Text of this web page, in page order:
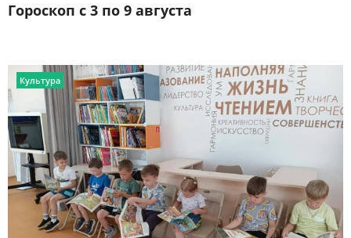
Гороскоп с 3 по 9 августа
Культура